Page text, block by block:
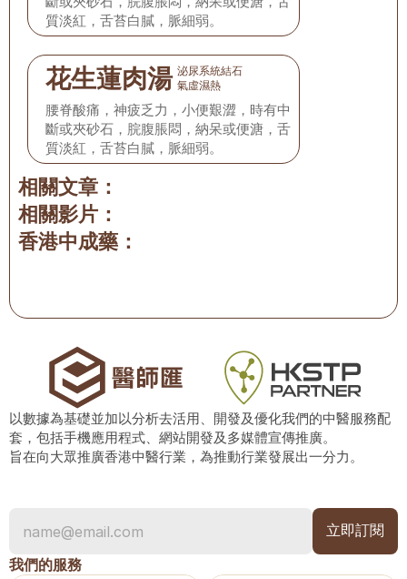
質淡紅，舌苔白膩，脈細弱。
花生蓮肉湯 泌尿系統結石
氣虛濕熱
腰脊酸痛，神疲乏力，小便艱澀，時有中
斷或夾砂石，脘腹脹悶，納呆或便溏，舌
質淡紅，舌苔白膩，脈細弱。
相關文章：
相關影片：
香港中成藥：
以數據為基礎並加以分析去活用、開發及優化我們的中醫服務配
套，包括手機應用程式、網站開發及多媒體宣傳推廣。
旨在向大眾推廣香港中醫行業，為推動行業發展出一分力。
我們的服務